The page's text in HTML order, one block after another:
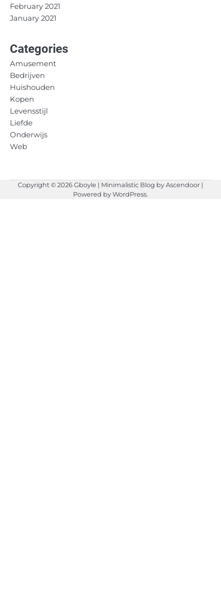
February 2021
January 2021
Categories
Amusement
Bedrijven
Huishouden
Kopen
Levensstijl
Liefde
Onderwijs
Web
Copyright © 2026Gboyle | Minimalistic Blog byAscendoor |
Powered byWordPress.